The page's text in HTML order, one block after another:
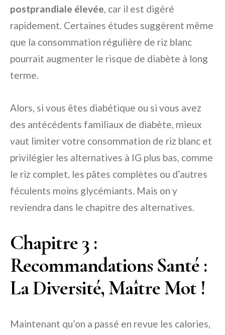
postprandiale élevée, car il est digéré
rapidement. Certaines études suggèrent même
que la consommation régulière de riz blanc
pourrait augmenter le risque de diabète à long
terme.
Alors, si vous êtes diabétique ou si vous avez
des antécédents familiaux de diabète, mieux
vaut limiter votre consommation de riz blanc et
privilégier les alternatives à IG plus bas, comme
le riz complet, les pâtes complètes ou d’autres
féculents moins glycémiants. Mais on y
reviendra dans le chapitre des alternatives.
Chapitre 3 :
Recommandations Santé :
La Diversité, Maître Mot !
Maintenant qu’on a passé en revue les calories,